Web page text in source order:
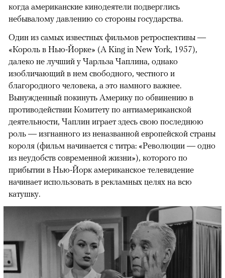
когда американские кинодеятели подверглись
небывалому давлению со стороны государства.
Один из самых известных фильмов ретроспективы —
«Король в Нью-Йорке» (A King in New York, 1957),
далеко не лучший у Чарльза Чаплина, однако
изобличающий в нем свободного, честного и
благородного человека, а это намного важнее.
Вынужденный покинуть Америку по обвинению в
противодействии Комитету по антиамериканской
деятельности, Чаплин играет здесь свою последнюю
роль — изгнанного из неназванной европейской страны
короля (фильм начинается с титра: «Революции — одно
из неудобств современной жизни»), которого по
прибытии в Нью-Йорк американское телевидение
начинает использовать в рекламных целях на всю
катушку.